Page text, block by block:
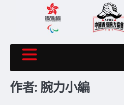
作者: 腕力小編